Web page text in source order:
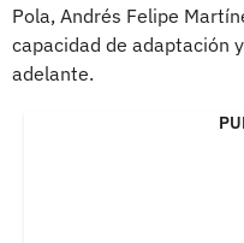
Pola, Andrés Felipe
capacidad de adaptación
adelante.